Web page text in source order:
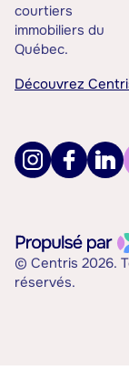
courtiers
immobiliers du
Québec.
Découvrez
© Centris 2026.
réservés.